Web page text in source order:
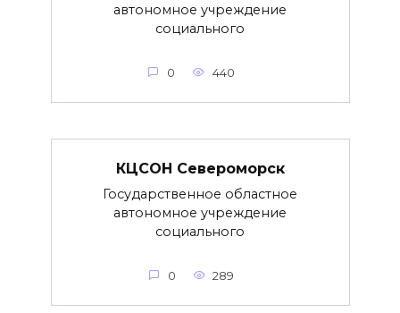
автономное учреждение
социального
0 440
КЦСОН Североморск
Государственное областное
автономное учреждение
социального
0 289